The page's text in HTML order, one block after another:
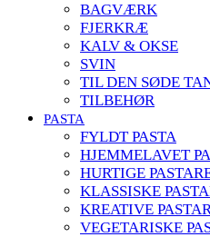
BAGVÆRK
FJERKRÆ
KALV & OKSE
SVIN
TIL DEN SØDE
TILBEHØR
PASTA
FYLDT PASTA
HJEMMELAVET
HURTIGE
KLASSISKE
KREATIVE
VEGETARISKE